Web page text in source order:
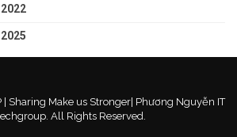
Sharing Make us Stronger| Phương Nguyễn IT
All Rights Reserved.